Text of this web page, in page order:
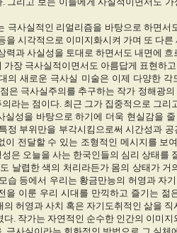
극사실적인 리얼리즘을 바탕으로 하면서
을 시각적으로 이미지화시켜 가며 또 다
력과 사실성을 토대로 하면서도 내면에
가장 극사실적이면서도 아름답게 표현하
의 새로운 극사실 미술은 이제 다양한 각
은 극사실주의를 추구하는 작가 정해광
라는 점이다. 최근 그가 집중적으로 그리
실성을 바탕으로 하기에 더욱 현실감을
정 부위만을 부각시킴으로써 시간성과
이 전달할 수 있는 조형적인 메시지를 보
은 오늘을 사는 한국인들의 심리 상태를
날렵한 색의 처리라든가 몸의 상태가 거
습 등에서 우리는 황금만능의 허영과 자
을 이룬 우리 시대를 만끽하고 즐기는 젊
의 허영과 사치 혹은 자기도취적인 삶을
다. 작가는 자연적인 순수한 인간의 이미